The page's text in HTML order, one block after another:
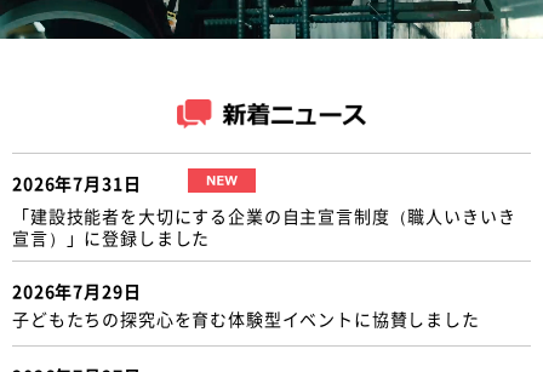
2026年7月31日
「建設技能者を大切にする企業の自主宣言制度（職人いきいき
宣言）」に登録しました
2026年7月29日
子どもたちの探究心を育む体験型イベントに協賛しました